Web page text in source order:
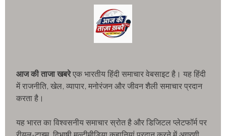
आज की ताजा खबरेएक भारतीय हिंदी समाचार वेबसाइट है। यह हिंदी
में राजनीति, खेल, व्यापार, मनोरंजन और जीवन शैली समाचार प्रदान
करता है।
यह भारत का विश्वसनीय समाचार स्रोत है और डिजिटल प्लेटफॉर्म पर